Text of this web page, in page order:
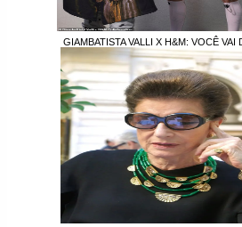
GIAMBATISTA VALLI X H&M: VOCÊ VAI